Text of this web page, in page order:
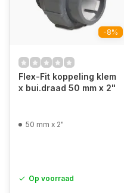
-8%
Flex-Fit koppeling klem
x bui.draad 50 mm x 2"
50 mm x 2"
Op voorraad